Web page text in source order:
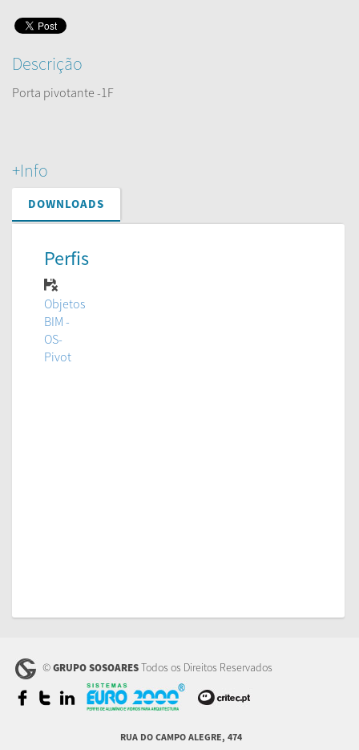
Descrição
Porta pivotante -1F
+Info
DOWNLOADS
Perfis
Objetos
BIM -
OS-
Pivot
©GRUPO SOSOARESTodos os Direitos Reservados
RUA DO CAMPO ALEGRE, 474